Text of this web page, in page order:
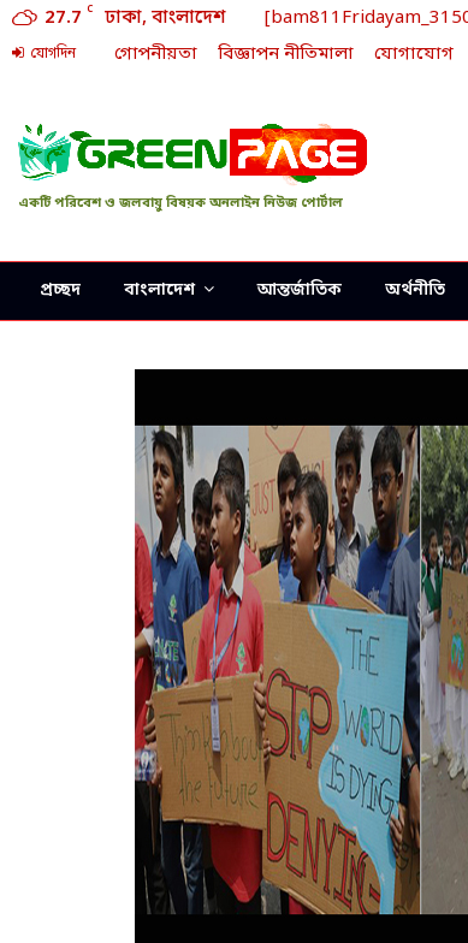
27.7 C ঢাকা, বাংলাদেশ
যোগদিন গোপনীয়তা বিজ্ঞাপন নীতিমালা যোগাযোগ
একটি পরিবেশ ও জলবায়ু বিষয়ক অনলাইন নিউজ পোর্টাল
প্রচ্ছদ বাংলাদেশ আন্তর্জাতিক অর্থনীতি